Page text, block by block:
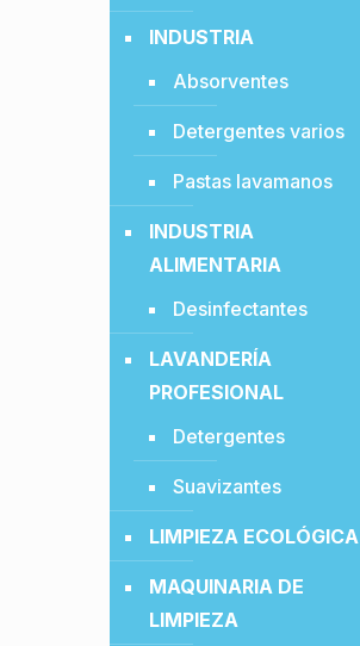
INDUSTRIA
Absorventes
Detergentes varios
Pastas lavamanos
INDUSTRIA
ALIMENTARIA
Desinfectantes
LAVANDERÍA
PROFESIONAL
Detergentes
Suavizantes
LIMPIEZA ECOLÓGICA
MAQUINARIA DE
LIMPIEZA